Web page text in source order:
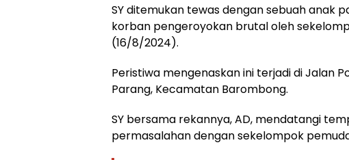
SY ditemukan tewas dengan sebuah anak
korban pengeroyokan brutal oleh
(16/8/2024).
Peristiwa mengenaskan ini terjadi di Jalan
Parang, Kecamatan Barombong.
SY bersama rekannya, AD, mendatangi
permasalahan dengan sekelompok